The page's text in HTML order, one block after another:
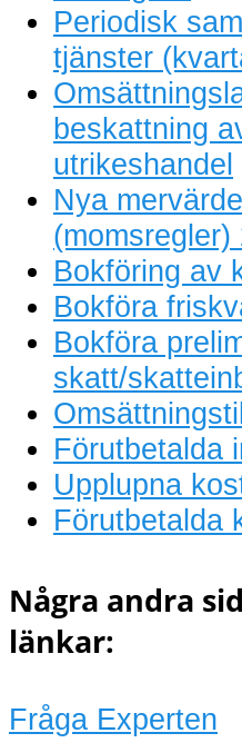
Periodisk
tjänster
beskattning
utrikeshandel
Nya
(momsregler)
Bokföring av
Bokföra
Bokföra
skatt/
Förutbetalda
Upplupna
Förutbetalda
Några andra
länkar:
Fråga Experten